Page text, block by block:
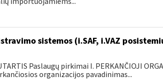
sistemos (i.SAF, i.VAZ
Paslaugų pirkimai I. PERKANČIOJI
organizacijos pavadinimas...